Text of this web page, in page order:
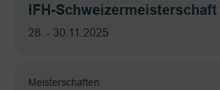
IFH-Schweizermeisterschaft
28. - 30.11.2025
Meisterschaften